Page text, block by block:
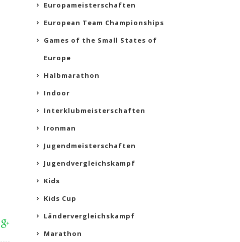
Europameisterschaften
European Team Championships
Games of the Small States of
Europe
Halbmarathon
Indoor
Interklubmeisterschaften
Ironman
Jugendmeisterschaften
Jugendvergleichskampf
Kids
Kids Cup
Ländervergleichskampf
Marathon